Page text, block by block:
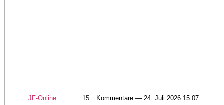
JF-Online 15 Kommentare — 24. Juli 2026 15:07